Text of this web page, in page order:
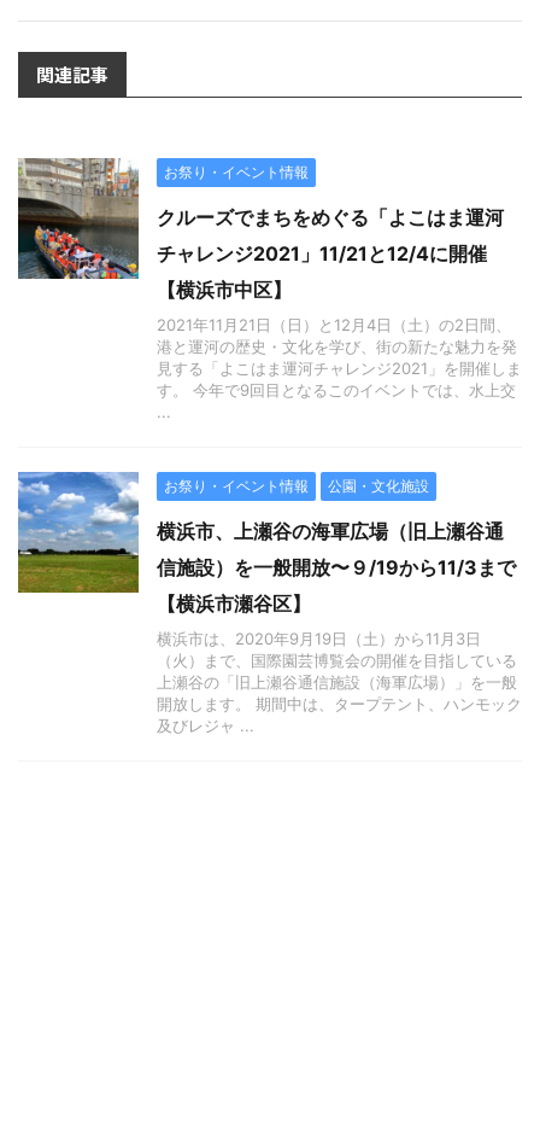
関連記事
お祭り・イベント情報
クルーズでまちをめぐる「よこはま運河
チャレンジ2021」11/21と12/4に開催
【横浜市中区】
2021年11月21日（日）と12月4日（土）の2日間、
港と運河の歴史・文化を学び、街の新たな魅力を発
見する「よこはま運河チャレンジ2021」を開催しま
す。 今年で9回目となるこのイベントでは、水上交
...
お祭り・イベント情報 公園・文化施設
横浜市、上瀬谷の海軍広場（旧上瀬谷通
信施設）を一般開放〜９/19から11/3まで
【横浜市瀬谷区】
横浜市は、2020年9月19日（土）から11月3日
（火）まで、国際園芸博覧会の開催を目指している
上瀬谷の「旧上瀬谷通信施設（海軍広場）」を一般
開放します。 期間中は、タープテント、ハンモック
及びレジャ ...